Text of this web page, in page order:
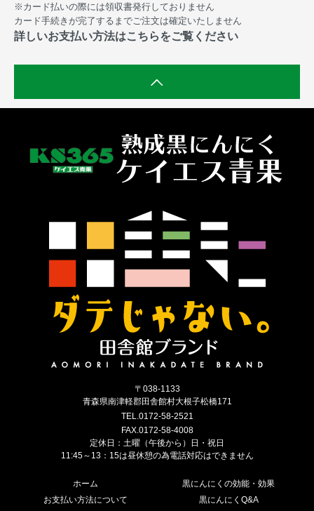
※カード払いの際には領収書発行しておりません
カード手続きが完了するまでご注文は確定いたしません
詳しいお支払い方法はこちらをご覧ください
〒038-1133
青森県南津軽郡田舎館村大根子松橋171
TEL.0172-58-2521
FAX.0172-58-4008
定休日：土曜（午後から）日・祝日
11:45～13：15は昼休憩の為電話対応はできません
ホーム
お支払い方法について
黒にんにくの効能・効果
黒にんにくQ&A